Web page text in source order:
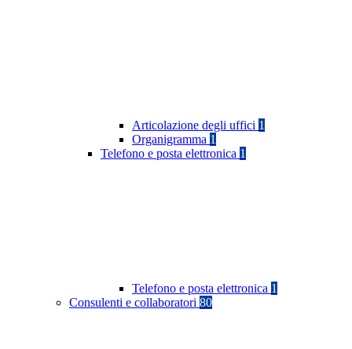
Articolazione degli uffici 1
Organigramma 1
Telefono e posta elettronica 1
Telefono e posta elettronica 1
Consulenti e collaboratori 80